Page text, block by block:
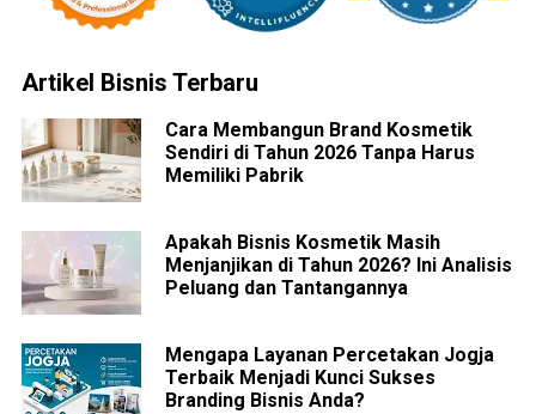
Artikel Bisnis Terbaru
Cara Membangun Brand Kosmetik
Sendiri di Tahun 2026 Tanpa Harus
Memiliki Pabrik
Apakah Bisnis Kosmetik Masih
Menjanjikan di Tahun 2026? Ini Analisis
Peluang dan Tantangannya
Mengapa Layanan Percetakan Jogja
Terbaik Menjadi Kunci Sukses
Branding Bisnis Anda?